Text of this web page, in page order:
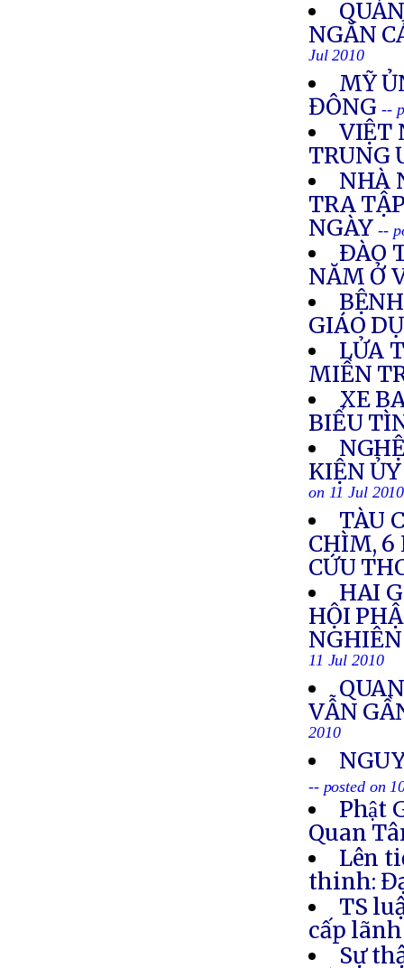
NGĂN
Jul 2010
MỸ
ĐÔNG--
VIỆT
TRUNG
NHÀ
TRA
NGÀY --
ÐÀO
NĂM Ở
GIÁO
LỬA
MIỀN
XE
BIỂU
KIỆN
on 11 Jul 2010
TÀU
CHÌM, 6
CỨU
HAI
HỘI
11 Jul 2010
VẪN
2010
-- posted on
Phật
Quan
Lên
thinh:
TS
cấp
Sự